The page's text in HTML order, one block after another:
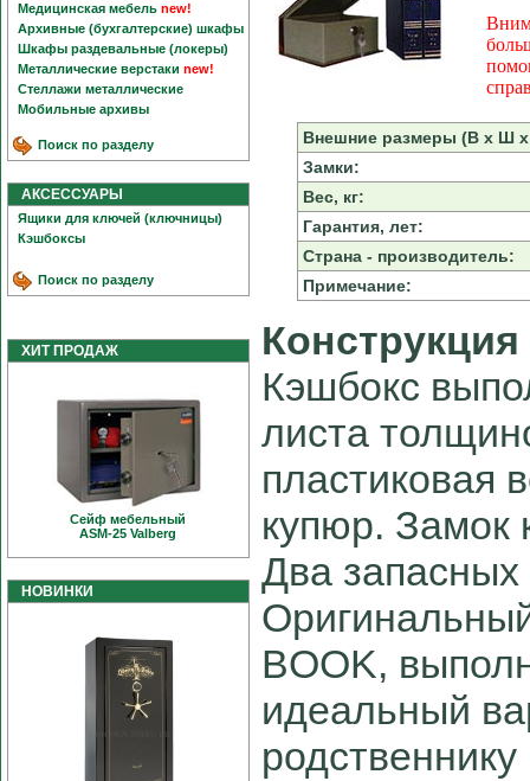
Медицинская мебель new!
Архивные (бухгалтерские) шкафы
Шкафы раздевальные (локеры)
Металлические верстаки new!
Стеллажи металлические
Мобильные архивы
Поиск по разделу
АКСЕССУАРЫ
Ящики для ключей (ключницы)
Кэшбоксы
Поиск по разделу
ХИТ ПРОДАЖ
Сейф мебельный
ASM-25 Valberg
НОВИНКИ
Внешние размеры (В х Ш
Замки:
Вес, кг:
Гарантия, лет:
Страна - производитель:
Примечание:
Конструкция
Кэшбокс
листа
пластиковая
купюр. Замок
Два
BOOK,
идеальный